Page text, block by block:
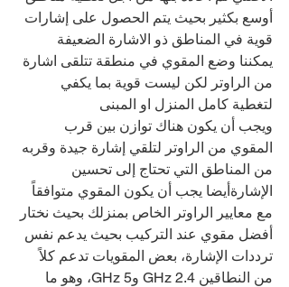
أوسع بكثير بحيث يتم الحصول على إشارات
قوية في المناطق ذو الاشارة الضعيفة
يمكننا وضع المقوي في منطقة تتلقى اشارة
من الراوتر لكن ليست قوية بما يكفي
لتغطية كامل المنزل او المبنى
ويجب أن يكون هناك توازن بين قرب
المقوي من الراوتر لتلقي إشارة جيدة وقربه
من المناطق التي تحتاج إلى تحسين
الإشارةأيضا يجب أن يكون المقوي متوافقاً
مع معايير الراوتر الخاص بمنزلك بحيث نختار
أفضل مقوي عند التركيب بحيث يدعم نفس
ترددات الإشارة، بعض المقويات تدعم كلاً
من النطاقين 2.4 GHz و5 GHz، وهو ما